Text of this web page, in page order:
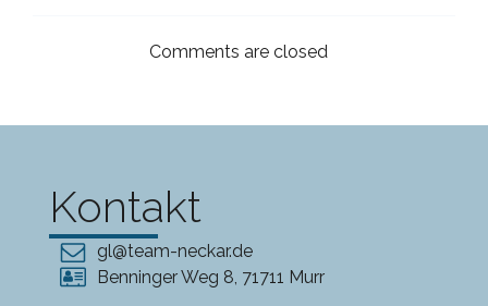
Comments are closed
Kontakt
gl@team-neckar.de
Benninger Weg 8, 71711 Murr